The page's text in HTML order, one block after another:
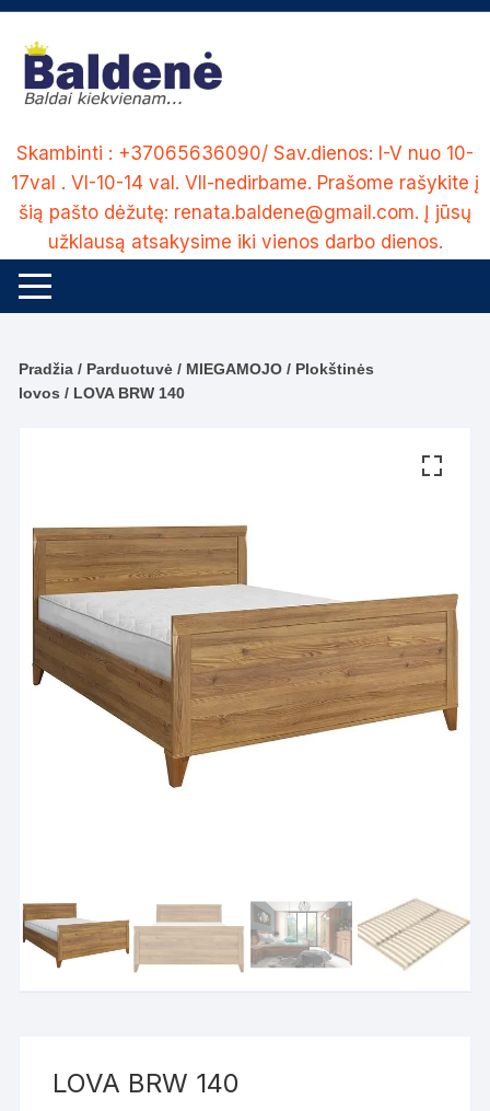
Skip
content
Skambinti : +37065636090/ Sav.dienos: I-V nuo 10-
17val . VI-10-14 val. VII-nedirbame. Prašome rašykite į
šią pašto dėžutę: renata.baldene@gmail.com. Į jūsų
užklausą atsakysime iki vienos darbo dienos.
Pradžia / Parduotuvė / MIEGAMOJO / Plokštinės
lovos / LOVA BRW 140
LOVA BRW 140